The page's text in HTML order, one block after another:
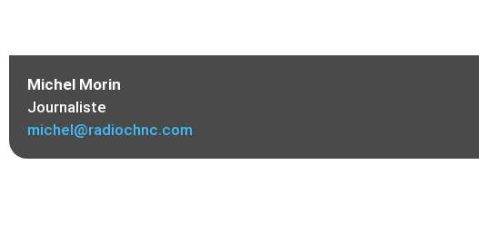
Michel Morin
Journaliste
michel@radiochnc.com